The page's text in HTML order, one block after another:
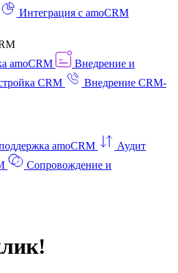
Интеграция с amoCRM
amoCRM
Внедрение и
CRM
Внедрение CRM-
amoCRM
Аудит
Сопровождение и